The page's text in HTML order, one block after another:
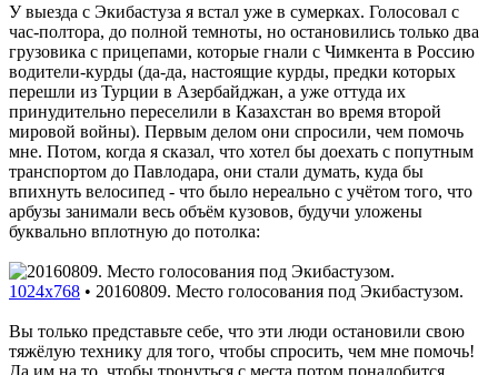
У выезда с Экибастуза я встал уже в сумерках. Голосовал с
час-полтора, до полной темноты, но остановились только два
грузовика с прицепами, которые гнали с Чимкента в Россию
водители-курды (да-да, настоящие курды, предки которых
перешли из Турции в Азербайджан, а уже оттуда их
принудительно переселили в Казахстан во время второй
мировой войны). Первым делом они спросили, чем помочь
мне. Потом, когда я сказал, что хотел бы доехать с попутным
транспортом до Павлодара, они стали думать, куда бы
впихнуть велосипед - что было нереально с учётом того, что
арбузы занимали весь объём кузовов, будучи уложены
буквально вплотную до потолка:
1024x768 • 20160809. Место голосования под Экибастузом.
Вы только представьте себе, что эти люди остановили свою
тяжёлую технику для того, чтобы спросить, чем мне помочь!
Да им на то, чтобы тронуться с места потом понадобится